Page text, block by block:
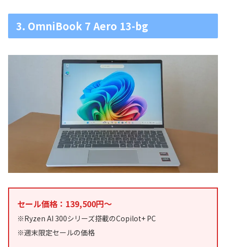
3. OmniBook 7 Aero 13-bg
セール価格：139,500円～
※Ryzen AI 300シリーズ搭載のCopilot+ PC
※週末限定セールの価格